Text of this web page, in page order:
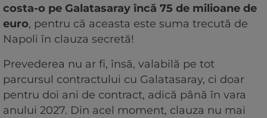
costa-o pe Galatasaray încă 75 de milioane de
euro, pentru că aceasta este suma trecută de
Napoli în clauza secretă!
Prevederea nu ar fi, însă, valabilă pe tot
parcursul contractului cu Galatasaray, ci doar
pentru doi ani de contract, adică până în vara
anului 2027. Din acel moment, clauza nu mai